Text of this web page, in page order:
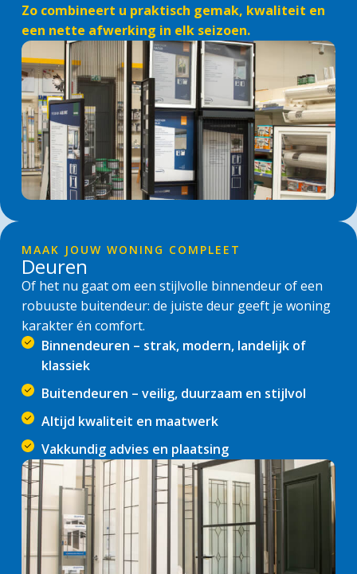
Zo combineert u praktisch gemak, kwaliteit en
een nette afwerking in elk seizoen.
MAAK JOUW WONING COMPLEET
Deuren
Of het nu gaat om een stijlvolle binnendeur of een
robuuste buitendeur: de juiste deur geeft je woning
karakter én comfort.
Binnendeuren – strak, modern, landelijk of
klassiek
Buitendeuren – veilig, duurzaam en stijlvol
Altijd kwaliteit en maatwerk
Vakkundig advies en plaatsing